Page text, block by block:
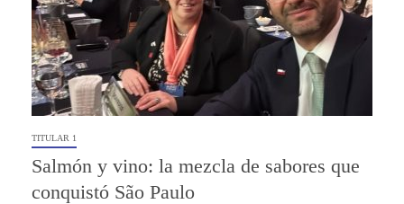
TITULAR 1
Salmón y vino: la mezcla de sabores que
conquistó São Paulo